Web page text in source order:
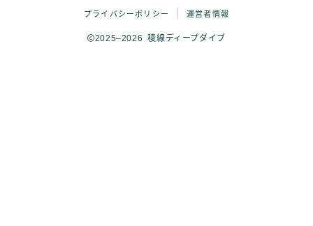
プライバシーポリシー 運営者情報
2025–2026 稜線ディープダイブ